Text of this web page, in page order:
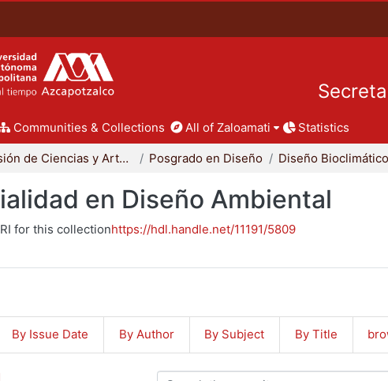
Communities & Collections All of Zaloamati Statistics
División de Ciencias y Artes para el Diseño Posgrado en Diseño Diseño Bioclimático
en Diseño Ambiental
for this collectionhttps://hdl.handle.net/11191/5809
By Issue Date By Author By Subject By Title